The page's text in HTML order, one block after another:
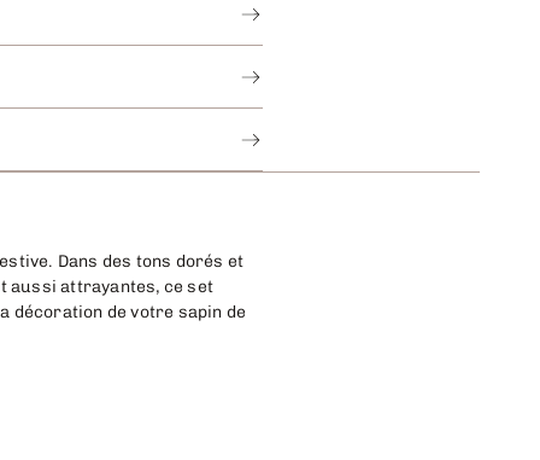
Dans des tons dorés et
aussi attrayantes, ce set
décoration de votre sapin de